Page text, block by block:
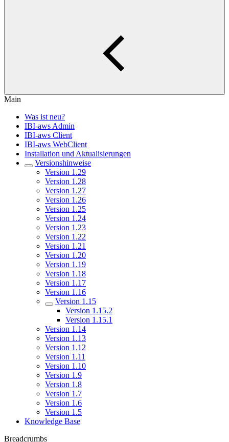
Main
Was ist neu?
IBI-aws Admin
IBI-aws Client
IBI-aws WebClient
Installation und Aktualisierungen
Versionshinweise
Version 1.29
Version 1.28
Version 1.27
Version 1.26
Version 1.25
Version 1.24
Version 1.23
Version 1.22
Version 1.21
Version 1.20
Version 1.19
Version 1.18
Version 1.17
Version 1.16
Version 1.15
Version 1.15.2
Version 1.15.1
Version 1.14
Version 1.13
Version 1.12
Version 1.11
Version 1.10
Version 1.9
Version 1.8
Version 1.7
Version 1.6
Version 1.5
Knowledge Base
Breadcrumbs